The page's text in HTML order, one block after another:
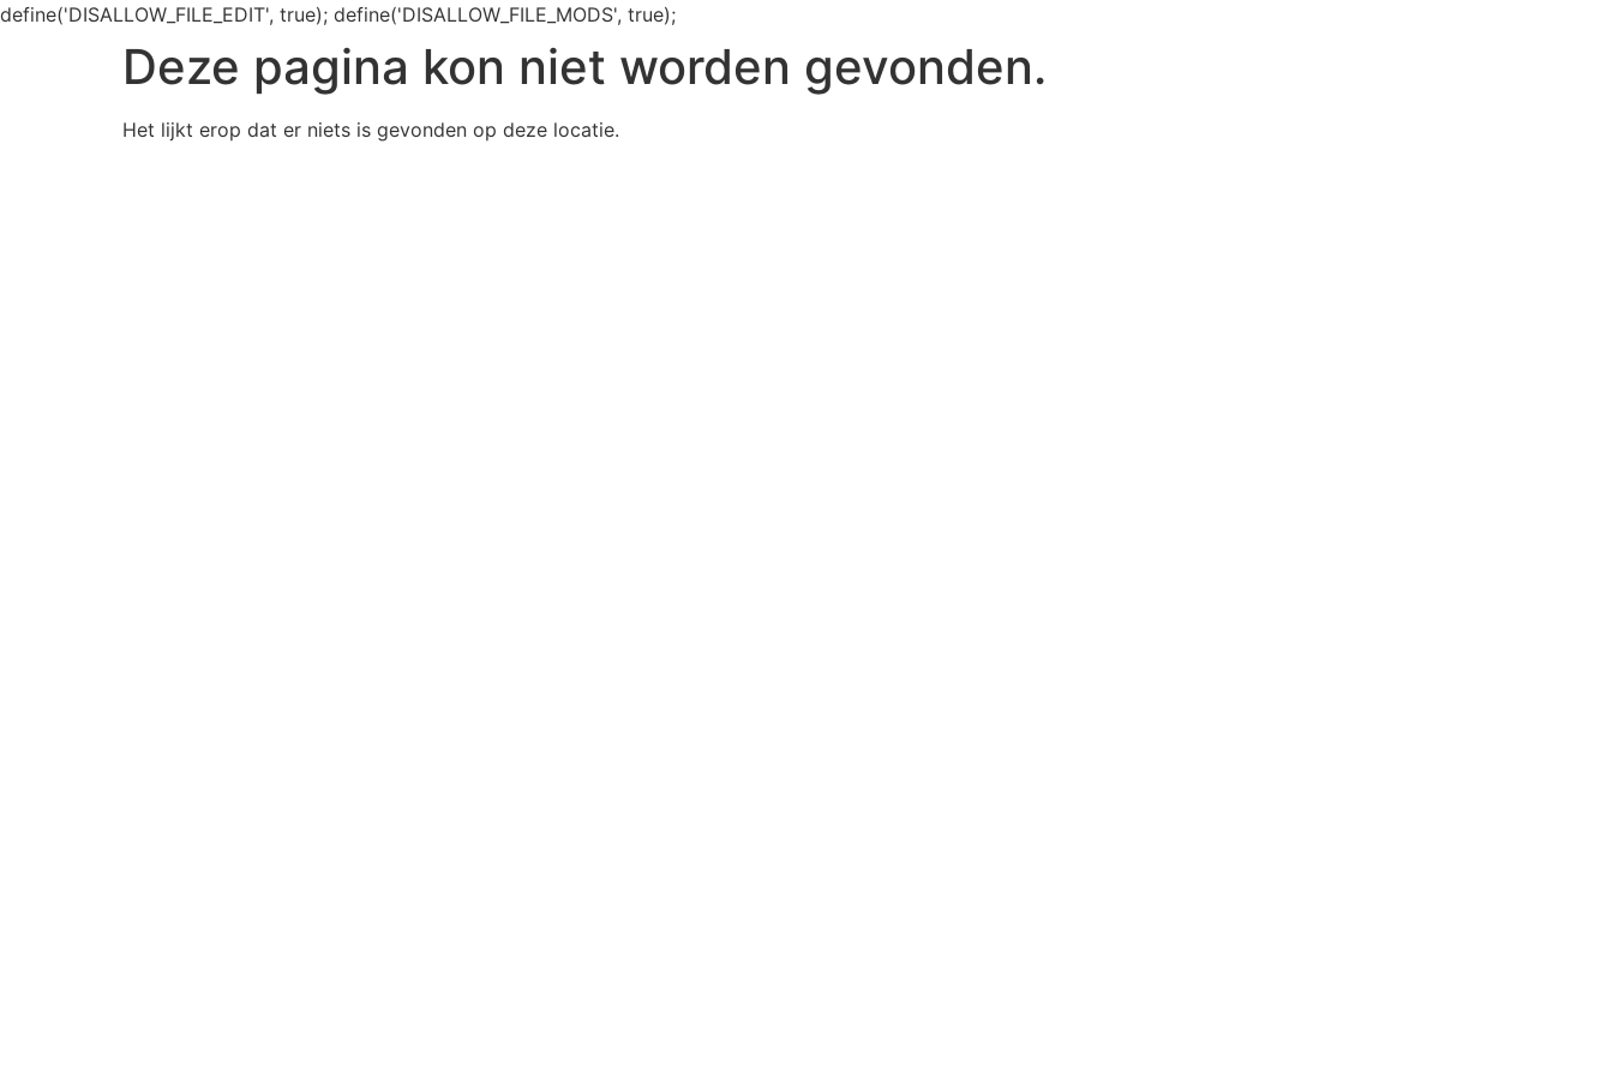
define('DISALLOW_FILE_EDIT', true); define('DISALLOW_FILE_MODS', true);
Deze pagina kon niet worden gevonden.
Het lijkt erop dat er niets is gevonden op deze locatie.